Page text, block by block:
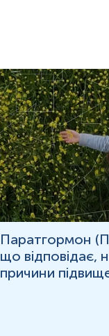
Паратгормон
що відповідає,
причини